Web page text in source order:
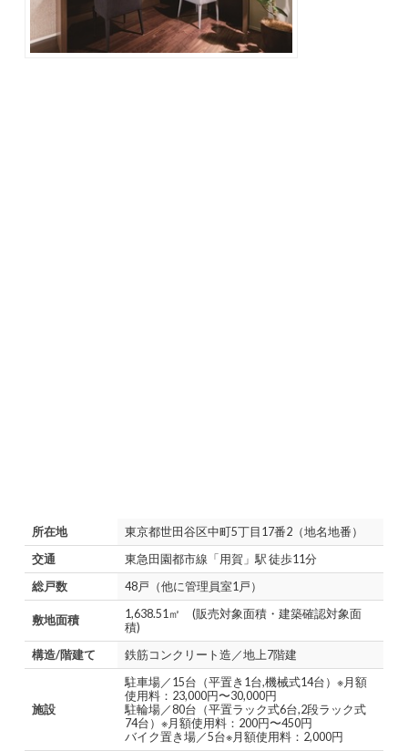
所在地
東京都世田谷区中町5丁目17番2（地名地番）
交通
東急田園都市線「用賀」駅 徒歩11分
総戸数
48戸（他に管理員室1戸）
敷地面積
1,638.51㎡ (販売対象面積・建築確認対象面
積)
構造/階建て
鉄筋コンクリート造／地上7階建
施設
駐車場／15台（平置き1台,機械式14台）※月額
使用料：23,000円〜30,000円
駐輪場／80台（平置ラック式6台,2段ラック式
74台）※月額使用料：200円〜450円
バイク置き場／5台※月額使用料：2,000円